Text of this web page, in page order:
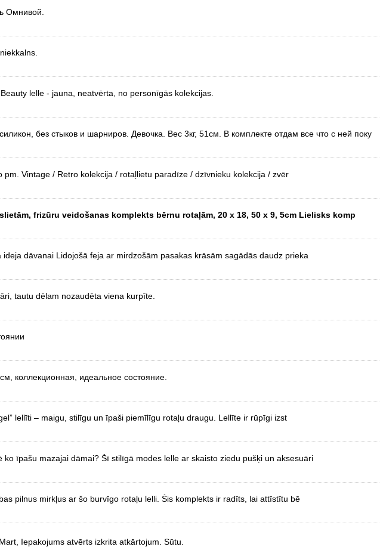
Омнивой.
lelle - jauna, neatvērta, no personīgās kolekcijas.
без стыков и шарниров. Девочка. Вес 3кг, 51см. В комплекте отдам все что с ней поку
pm. Vintage / Retro kolekcija / rotaļlietu paradīze / dzīvnieku kolekcija / zvēr
frizūru veidošanas komplekts bērnu rotaļām, 20 x 18, 50 x 9, 5cm Lielisks komp
dāvanai Lidojošā feja ar mirdzošām pasakas krāsām sagādās daudz prieka
tautu dēlam nozaudēta viena kurpīte.
коллекционная, идеальное состояние.
lellīti – maigu, stilīgu un īpaši piemīlīgu rotaļu draugu. Lellīte ir rūpīgi izst
ko īpašu mazajai dāmai? Šī stilīgā modes lelle ar skaisto ziedu pušķi un aksesuāri
pilnus mirkļus ar šo burvīgo rotaļu lelli. Šis komplekts ir radīts, lai attīstītu bē
Iepakojums atvērts izkrita atkārtojum. Sūtu.